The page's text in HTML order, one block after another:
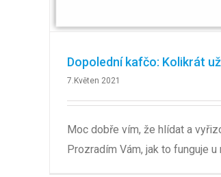
Dopolední kafčo: Kolikrát
7.Květen 2021
Moc dobře vím, že hlídat a
Prozradím Vám, jak to funguje u